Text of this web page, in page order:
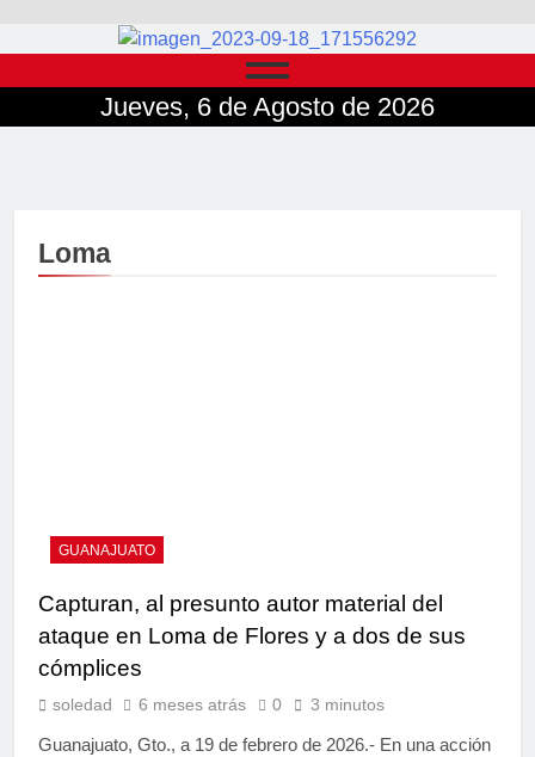
Jueves, 6 de Agosto de 2026
Loma
GUANAJUATO
Capturan, al presunto autor material del
ataque en Loma de Flores y a dos de sus
cómplices
soledad 6 meses atrás 0 3 minutos
Guanajuato, Gto., a 19 de febrero de 2026.- En una acción